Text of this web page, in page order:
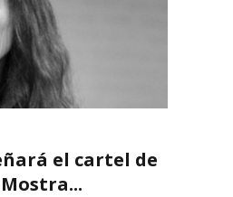
el cartel de